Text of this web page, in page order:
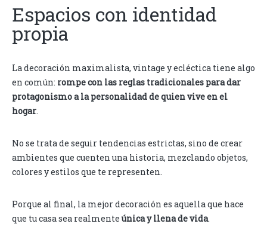
Espacios con identidad
propia
La decoración maximalista, vintage y ecléctica tiene algo
en común: rompe con las reglas tradicionales para dar
protagonismo a la personalidad de quien vive en el
hogar.
No se trata de seguir tendencias estrictas, sino de crear
ambientes que cuenten una historia, mezclando objetos,
colores y estilos que te representen.
Porque al final, la mejor decoración es aquella que hace
que tu casa sea realmente única y llena de vida.